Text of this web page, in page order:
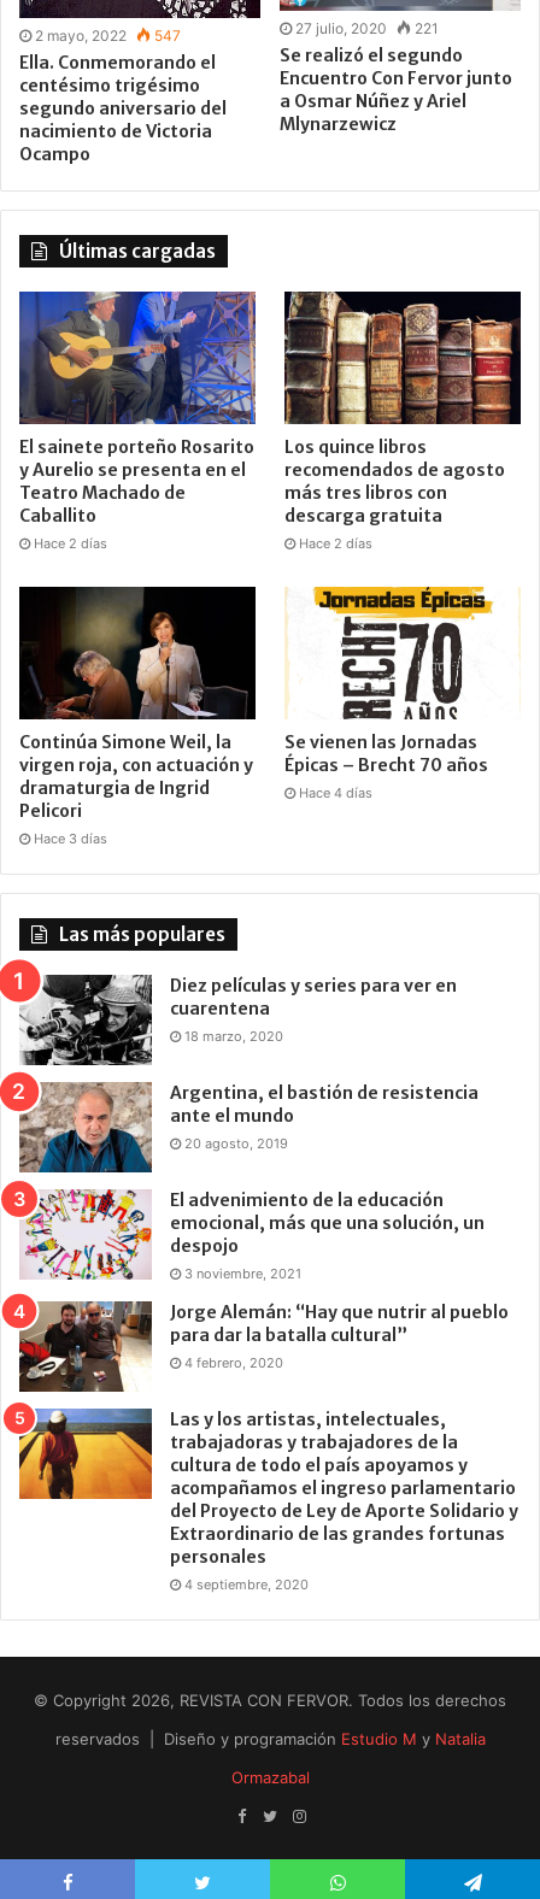
2 mayo, 2022 547
Ella. Conmemorando el
centésimo trigésimo
segundo aniversario del
nacimiento de Victoria
Ocampo
27 julio, 2020 221
Se realizó el segundo
Encuentro Con Fervor junto
a Osmar Núñez y Ariel
Mlynarzewicz
Últimas cargadas
El sainete porteño Rosarito
y Aurelio se presenta en el
Teatro Machado de
Caballito
Hace 2 días
Los quince libros
recomendados de agosto
más tres libros con
descarga gratuita
Hace 2 días
Continúa Simone Weil, la
virgen roja, con actuación y
dramaturgia de Ingrid
Pelicori
Hace 3 días
Se vienen las Jornadas
Épicas – Brecht 70 años
Hace 4 días
Las más populares
Diez películas y series para ver en
cuarentena
18 marzo, 2020
Argentina, el bastión de resistencia
ante el mundo
20 agosto, 2019
El advenimiento de la educación
emocional, más que una solución, un
despojo
3 noviembre, 2021
Jorge Alemán: “Hay que nutrir al pueblo
para dar la batalla cultural”
4 febrero, 2020
Las y los artistas, intelectuales,
trabajadoras y trabajadores de la
cultura de todo el país apoyamos y
acompañamos el ingreso parlamentario
del Proyecto de Ley de Aporte Solidario y
Extraordinario de las grandes fortunas
personales
4 septiembre, 2020
© Copyright 2026, REVISTA CON FERVOR. Todos los derechos
reservados | Diseño y programación Estudio M y Natalia
Ormazabal